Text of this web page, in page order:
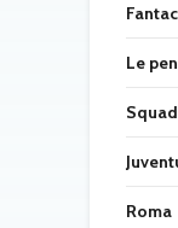
Le
Roma